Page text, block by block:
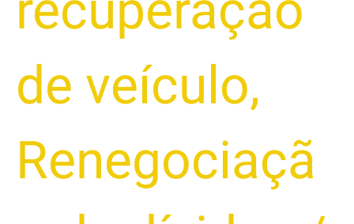
de veículo,
Renegociaçã